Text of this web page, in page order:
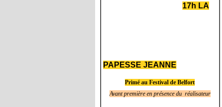
17h LA
PAPESSE JEANNE
Primé au Festival de Belfort
Avant première en présence du réalisateur